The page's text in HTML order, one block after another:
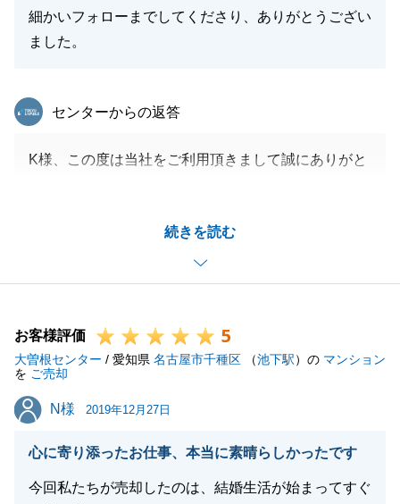
細かいフォローまでしてくださり、ありがとうござい
ました。
続きを読む
東急リバブル
センターからの返答
K様、この度は当社をご利用頂きまして誠にありがと
今回のお取引についてはご契約からご決済までの期間
が短く、K様のご協力無しにはスムーズに進められな
かったと痛感しております。
たが、その他にもお気づきの点やお困りの点があれば
いつでもお気軽にご相談ください。
今後ともどうぞよろしくお願い致します。
閉じる
お客様評価 5
大曽根センター / 愛知県 名古屋市千種区 （池下駅）の マンション
を ご売却
N様
N様 2019年12月27日
心に寄り添ったお仕事、本当に素晴らしかったです
今回私たちが売却したのは、結婚生活が始まってすぐ